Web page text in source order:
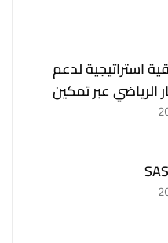
استراتيجية لدعم
الرياضي عبر تمكين